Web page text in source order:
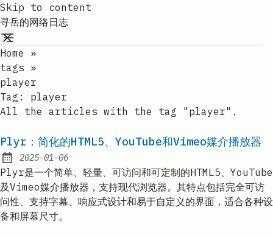
Skip to content
寻岳的网络日志
Home
»
tags »
player
Tag: player
All the articles with the tag "player".
Plyr：简化的HTML5、YouTube和Vimeo媒介播放器
Published:
2025-01-06
Plyr是一个简单、轻量、可访问和可定制的HTML5、YouTube
及Vimeo媒介播放器，支持现代浏览器。其特点包括完全可访
问性、支持字幕、响应式设计和易于自定义的界面，适合各种设
备和屏幕尺寸。